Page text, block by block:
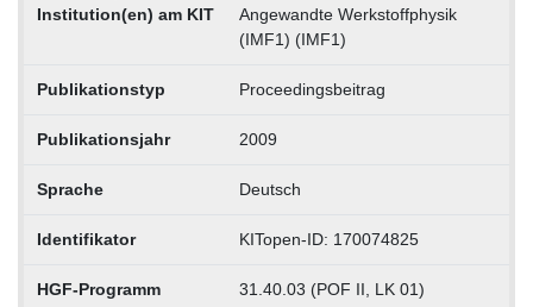
Institution(en) am KIT
Angewandte Werkstoffphysik
(IMF1) (IMF1)
Publikationstyp Proceedingsbeitrag
Publikationsjahr 2009
Sprache Deutsch
Identifikator KITopen-ID: 170074825
HGF-Programm
31.40.03 (POF II, LK 01)